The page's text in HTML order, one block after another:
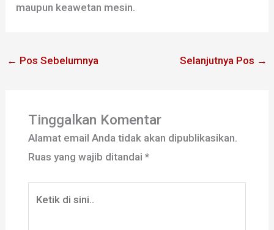
maupun keawetan mesin.
← Pos Sebelumnya Selanjutnya Pos →
Tinggalkan Komentar
Alamat email Anda tidak akan dipublikasikan.
Ruas yang wajib ditandai *